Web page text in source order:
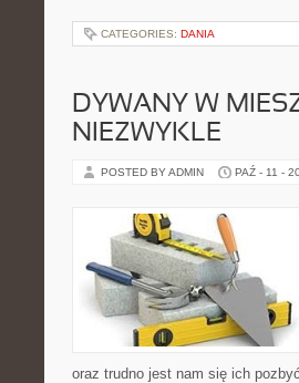
CATEGORIES: DANIA
DYWANY W
NIEZWYKLE
POSTED BY ADMIN PAŹ - 11 -
oraz trudno jest nam się ich